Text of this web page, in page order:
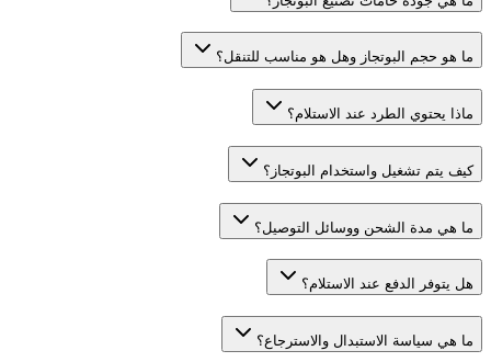
ما هو حجم البوتجاز وهل هو مناسب للتنقل؟
ماذا يحتوي الطرد عند الاستلام؟
كيف يتم تشغيل واستخدام البوتجاز؟
ما هي مدة الشحن ووسائل التوصيل؟
هل يتوفر الدفع عند الاستلام؟
ما هي سياسة الاستبدال والاسترجاع؟